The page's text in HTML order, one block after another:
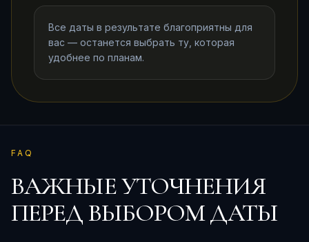
Все даты в результате благоприятны для
вас — останется выбрать ту, которая
удобнее по планам.
FAQ
ВАЖНЫЕ УТОЧНЕНИЯ
ПЕРЕД ВЫБОРОМ ДАТЫ